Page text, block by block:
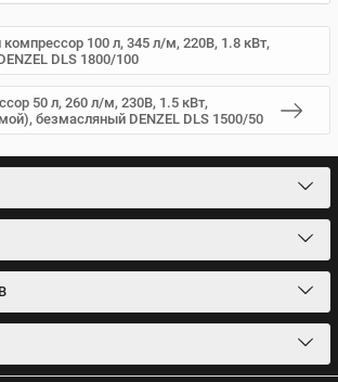
100 л, 345 л/м, 220В, 1.8 кВт,
DLS 1800/100
50 л, 260 л/м, 230В, 1.5 кВт,
безмасляный DENZEL DLS 1500/50